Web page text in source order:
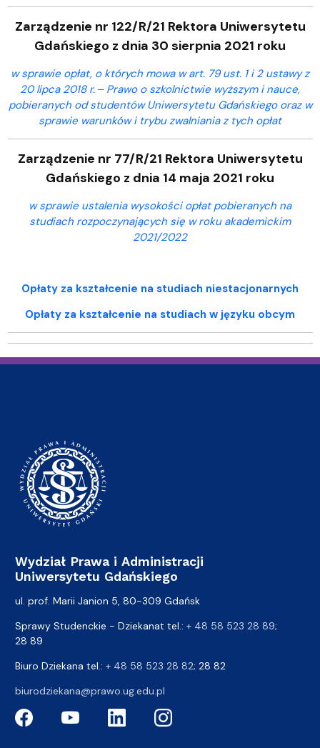
Zarządzenie nr 122/R/21 Rektora Uniwersytetu
Gdańskiego z dnia 30 sierpnia 2021 roku
w sprawie opłat, o których mowa w art. 79 ust. 1 i 2 ustawy z
20 lipca 2018 r. ‒ Prawo o szkolnictwie wyższym i nauce,
pobieranych od studentów Uniwersytetu Gdańskiego oraz w
sprawie warunków i trybu zwalniania z tych opłat
Zarządzenie nr 77/R/21 Rektora Uniwersytetu
Gdańskiego z dnia 14 maja 2021 roku
w sprawie ustalenia wysokości opłat pobieranych na
studiach rozpoczynających się w roku akademickim
2021/2022
Opłaty za kształcenie na studiach niestacjonarnych
Opłaty za kształcenie na studiach w języku obcym
Wydział Prawa i Administracji
Uniwersytetu Gdańskiego
ul. prof. Marii Janion 5, 80-309 Gdańsk
Sprawy Studenckie - Dziekanat tel.: + 48 58 523 28 89;
28 89
Biuro Dziekana tel.: + 48 58 523 28 82; 28 82
biurodziekana@prawo.ug.edu.pl